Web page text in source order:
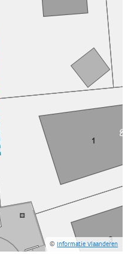
©Informatie Vlaanderen